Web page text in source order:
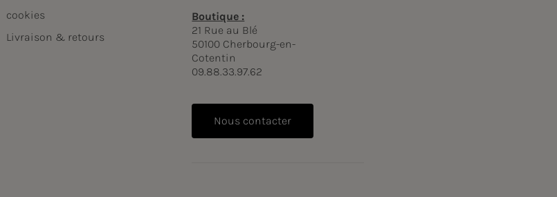
cookies
Livraison & retours
Boutique :
21 Rue au Blé
50100 Cherbourg-en-
Cotentin
09.88.33.97.62
Nous contacter